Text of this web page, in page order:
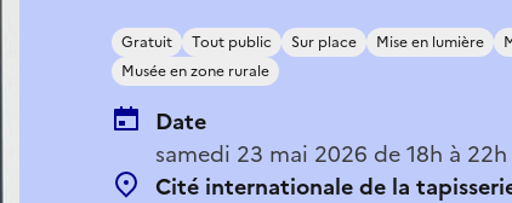
Gratuit Tout public Sur place Mise en lumière
Musée en zone rurale
Date
samedi 23 mai 2026 de 18h à 22h
Cité internationale de la